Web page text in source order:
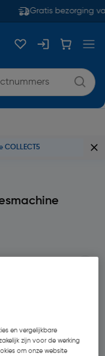
Gratis bezorging
en vergelijkbare
zijn voor de werking
om onze website